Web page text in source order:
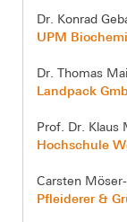
Dr. Konrad
UPM
Dr. Thomas
Landpack
Prof. Dr. Klaus
Hochschule
Carsten
Pfleiderer &